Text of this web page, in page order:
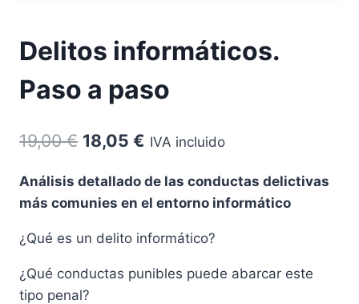
Delitos informáticos.
Paso a paso
19,00€ El
original
19,00 €.
18,05 € El
actual
18,05 €.
IVA incluido
Análisis detallado de las conductas delictivas
más comunies en el entorno informático
¿Qué es un delito informático?
¿Qué conductas punibles puede abarcar este
tipo penal?